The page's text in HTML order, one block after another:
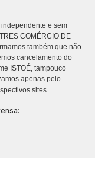
independente e sem
COMÉRCIO DE
também que não
cancelamento do
ISTOÉ, tampouco
apenas pelo
sites.